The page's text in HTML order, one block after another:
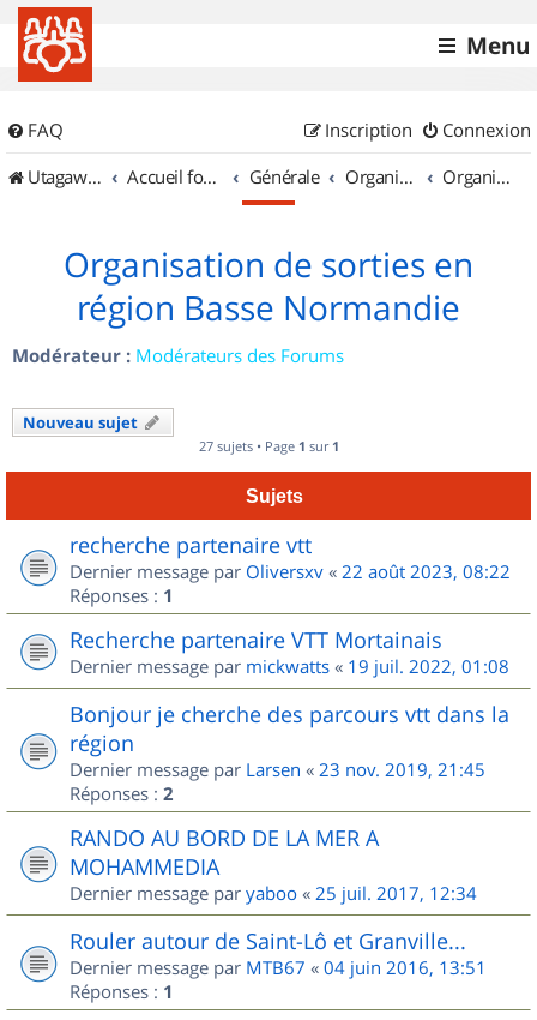
Menu
FAQ Connexion
Inscription
UtagawaVTT (Randos VTT et VTTAE avec traces GPS)
Accueil forum Générale Organisation de sorties & Recherche de partenaires Organisation de sorties en région Basse Normandie
Organisation de sorties en
région Basse Normandie
Modérateur : Modérateurs des Forums
Nouveau sujet
27 sujets • Page 1 sur 1
Sujets
recherche partenaire vtt
Dernier message par Oliversxv « 22 août 2023, 08:22
Réponses : 1
Recherche partenaire VTT Mortainais
Dernier message par mickwatts « 19 juil. 2022, 01:08
Bonjour je cherche des parcours vtt dans la
région
Dernier message par Larsen « 23 nov. 2019, 21:45
Réponses : 2
RANDO AU BORD DE LA MER A
MOHAMMEDIA
Dernier message par yaboo « 25 juil. 2017, 12:34
Rouler autour de Saint-Lô et Granville...
Dernier message par MTB67 « 04 juin 2016, 13:51
Réponses : 1